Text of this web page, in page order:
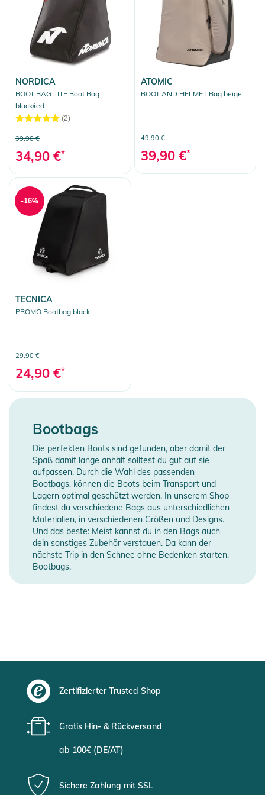
NORDICA
BOOT BAG LITE Boot Bag
black/red
(2)
39,90 €
34,90 €*
ATOMIC
BOOT AND HELMET Bag beige
49,90 €
39,90 €*
TECNICA
PROMO Bootbag black
29,90 €
24,90 €*
-16%
Bootbags
Die perfekten Boots sind gefunden, aber damit der
Spaß damit lange anhält solltest du gut auf sie
aufpassen. Durch die Wahl des passenden
Bootbags, können die Boots beim Transport und
Lagern optimal geschützt werden. In unserem Shop
findest du verschiedene Bags aus unterschiedlichen
Materialien, in verschiedenen Größen und Designs.
Und das beste: Meist kannst du in den Bags auch
dein sonstiges Zubehör verstauen. Da kann der
nächste Trip in den Schnee ohne Bedenken starten.
Bootbags.
Zertifizierter Trusted Shop
Gratis Hin- & Rückversand
ab 100€ (DE/AT)
Sichere Zahlung mit SSL